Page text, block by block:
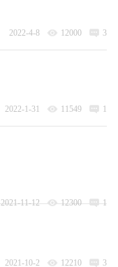
2022-4-8 12000 3
2022-1-31 11549 1
2021-11-12 12300 1
2021-10-2 12210 3